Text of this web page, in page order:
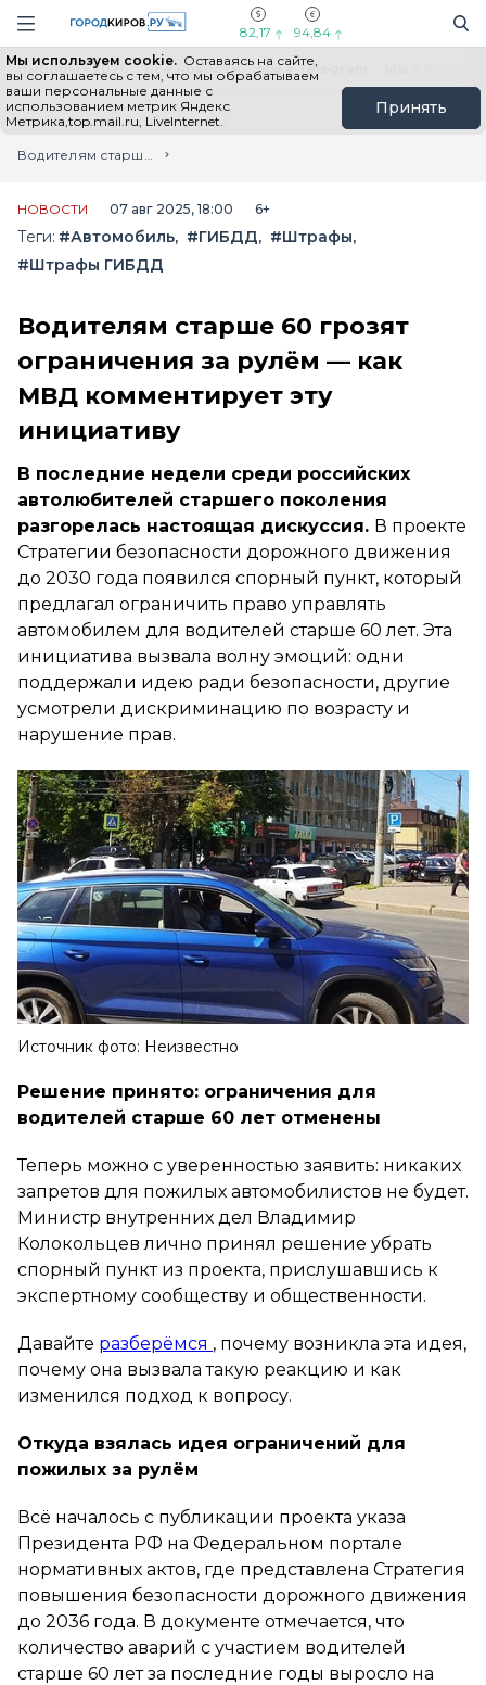
Навигация сайта
82,17 94,84
Мы используем cookie. Оставаясь на сайте,
вы соглашаетесь с тем, что мы обрабатываем
ваши персональные данные с
использованием метрик Яндекс
Метрика,top.mail.ru, LiveInternet.
Принять
Выборы - 2026 Все новости Мы в Telegram
Главная
Лента новостей
Водителям старше 60 грозят ограничения за рулём — как МВД комментирует эту инициативу
НОВОСТИ 07 авг 2025, 18:00 6+
Теги: #Автомобиль #ГИБДД
#Штрафы
#Штрафы ГИБДД
Водителям старше 60 грозят
ограничения за рулём — как
МВД комментирует эту
инициативу
В последние недели среди российских
автолюбителей старшего поколения
разгорелась настоящая дискуссия. В проекте
Стратегии безопасности дорожного движения
до 2030 года появился спорный пункт, который
предлагал ограничить право управлять
автомобилем для водителей старше 60 лет. Эта
инициатива вызвала волну эмоций: одни
поддержали идею ради безопасности, другие
усмотрели дискриминацию по возрасту и
нарушение прав.
Источник фото: Неизвестно
Решение принято: ограничения для
водителей старше 60 лет отменены
Теперь можно с уверенностью заявить: никаких
запретов для пожилых автомобилистов не будет.
Министр внутренних дел Владимир
Колокольцев лично принял решение убрать
спорный пункт из проекта, прислушавшись к
экспертному сообществу и общественности.
Давайте разберёмся , почему возникла эта идея,
почему она вызвала такую реакцию и как
изменился подход к вопросу.
Откуда взялась идея ограничений для
пожилых за рулём
Всё началось с публикации проекта указа
Президента РФ на Федеральном портале
нормативных актов, где представлена Стратегия
повышения безопасности дорожного движения
до 2036 года. В документе отмечается, что
количество аварий с участием водителей
старше 60 лет за последние годы выросло на